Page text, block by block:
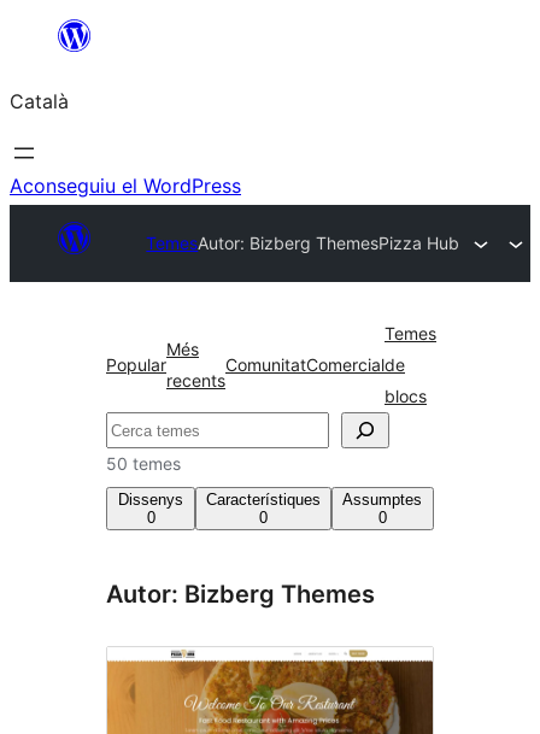
contingut
Català
Aconseguiu el WordPress
TemesAutor: Bizberg ThemesPizza Hub
Popular
Més
recents
ComunitatComercial
Temes
de
blocs
Cerca
50 temes
Dissenys
0
Característiques
0
Assumptes
0
Autor: Bizberg Themes